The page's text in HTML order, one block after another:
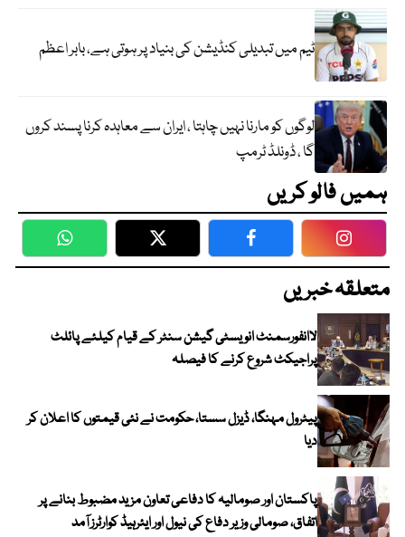
ٹیم میں تبدیلی کنڈیشن کی بنیاد پر ہوتی ہے، بابر اعظم
لوگوں کو مارنا نہیں چاہتا ، ایران سے معاہدہ کرنا پسند کروں
گا ، ڈونلڈ ٹرمپ
ہمیں فالو کریں
WhatsApp Twitter Facebook
متعلقہ خبریں
لاانفورسمنٹ انویسٹی گیشن سنٹر کے قیام کیلئے پائلٹ
پراجیکٹ شروع کرنے کا فیصلہ
پیٹرول مہنگا، ڈیزل سستا، حکومت نے نئی قیمتوں کا اعلان کر
دیا
پاکستان اور صومالیہ کا دفاعی تعاون مزید مضبوط بنانے پر
اتفاق، صومالی وزیر دفاع کی نیول اور ایئرہیڈ کوارٹرز آمد